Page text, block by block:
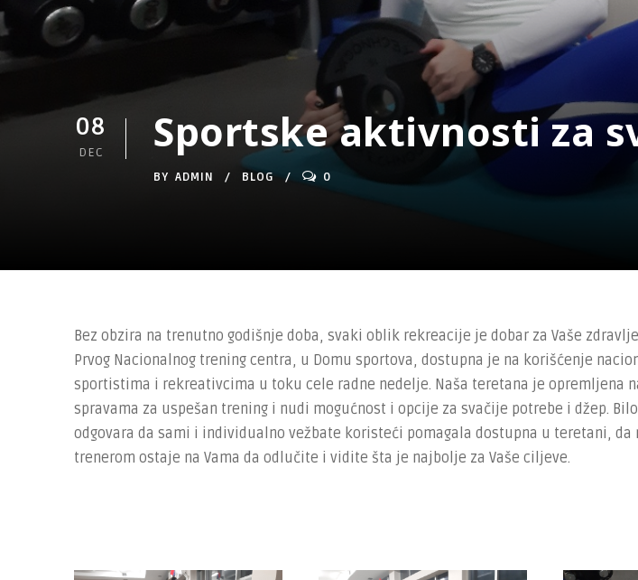
08
DEC Sportske aktivnosti za
BY ADMIN BLOG 0
Bez obzira na trenutno godišnje doba, svaki oblik rekreacije je dobar za Vaše
Prvog Nacionalnog trening centra, u Domu sportova, dostupna je na korišćenje
sportistima i rekreativcima u toku cele radne nedelje. Naša teretana je opremljena
spravama za uspešan trening i nudi mogućnost i opcije za svačije potrebe i džep.
odgovara da sami i individualno vežbate koristeći pomagala dostupna u teretani,
trenerom ostaje na Vama da odlučite i vidite šta je najbolje za Vaše ciljeve.